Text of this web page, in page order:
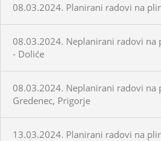
08.03.2024. Planirani radovi na
08.03.2024. Neplanirani radovi na
- Doliće
08.03.2024. Neplanirani radovi na
Gredenec, Prigorje
13.03.2024. Planirani radovi na